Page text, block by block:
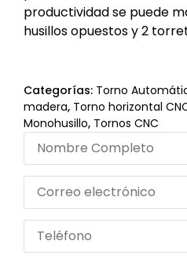
productividad se puede
husillos opuestos y 2
Categorías: Torno
madera, Torno horizontal
Monohusillo, Tornos CNC